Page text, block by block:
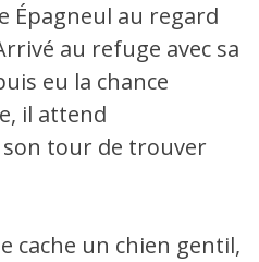
Épagneul au regard
au refuge avec sa
eu la chance
il attend
tour de trouver
cache un chien gentil,